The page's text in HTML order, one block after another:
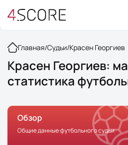
Главная/Судьи/Красен Георгиев
Красен Георгиев:
статистика
Обзор
Общие данные футбольного судьи